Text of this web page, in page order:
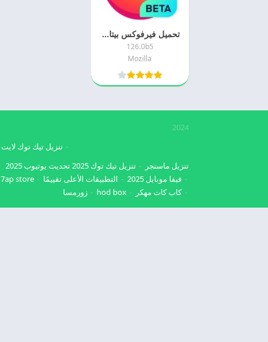
تحميل فيرفوكس بيتا للاندرويد 2025 Firefox Beta اخر اصدار
126.0b5
Mozilla
2024
تنزيل ماسنجر تنزيل تيك توك 2025
تنزيل تيك توك لايت
تحديث يوتيوب 2025
فيفا موبايل 2025
التطبيقات الأعلى تقييمًا 7ap store
كاب كات مهكر
hod box زورمسا